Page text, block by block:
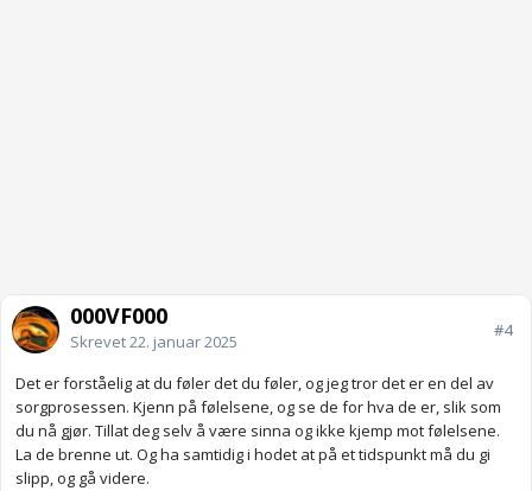
000VF000
Skrevet22. januar 2025
#4
Det er forståelig at du føler det du føler, og jeg tror det er en del av
sorgprosessen. Kjenn på følelsene, og se de for hva de er, slik som
du nå gjør. Tillat deg selv å være sinna og ikke kjemp mot følelsene.
La de brenne ut. Og ha samtidig i hodet at på et tidspunkt må du gi
slipp, og gå videre.